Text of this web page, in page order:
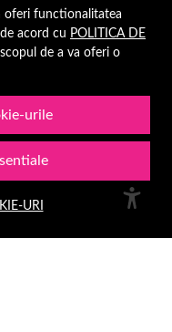
oferi functionalitatea
acord cu POLITICA DE
de a va oferi o
urile
URI